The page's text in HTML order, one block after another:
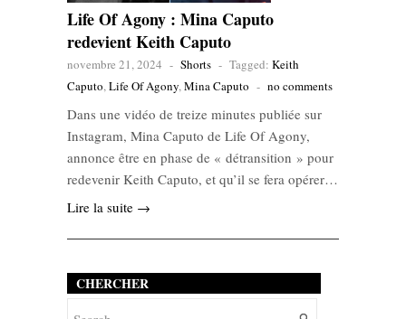
Life Of Agony : Mina Caputo
redevient Keith Caputo
novembre 21, 2024 - Shorts - Tagged: Keith
Caputo,Life Of Agony,Mina Caputo - no comments
Dans une vidéo de treize minutes publiée sur
Instagram, Mina Caputo de Life Of Agony,
annonce être en phase de « détransition » pour
redevenir Keith Caputo, et qu’il se fera opérer…
Lire la suite →
CHERCHER